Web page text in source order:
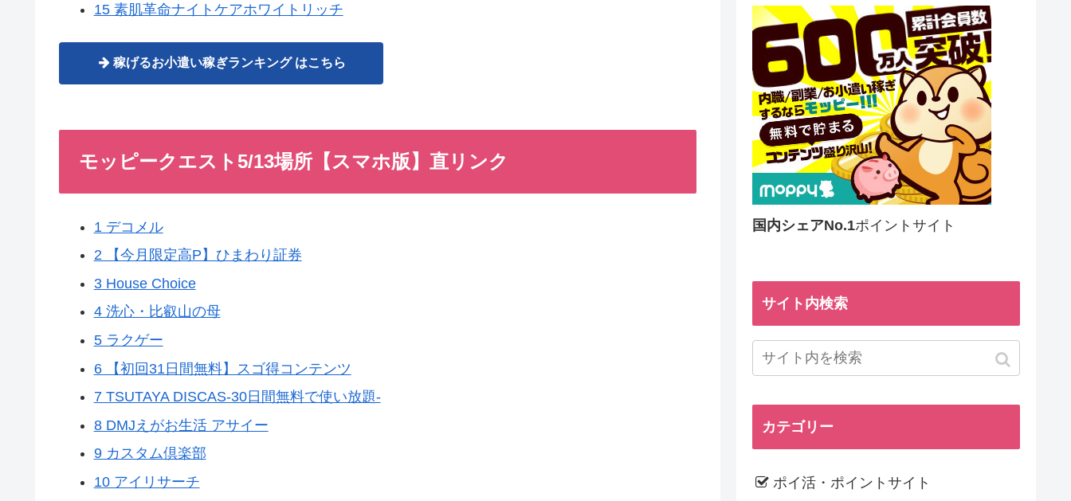
15 素肌革命ナイトケアホワイトリッチ
稼げるお小遣い稼ぎランキング はこちら
モッピークエスト5/13場所【スマホ版】直リンク
1 デコメル
2 【今月限定高P】ひまわり証券
3 House Choice
4 洗心・比叡山の母
5 ラクゲー
6 【初回31日間無料】スゴ得コンテンツ
7 TSUTAYA DISCAS-30日間無料で使い放題-
8 DMJえがお生活 アサイー
9 カスタム倶楽部
10 アイリサーチ
国内シェアNo.1ポイントサイト
サイト内検索
カテゴリー
ポイ活・ポイントサイト